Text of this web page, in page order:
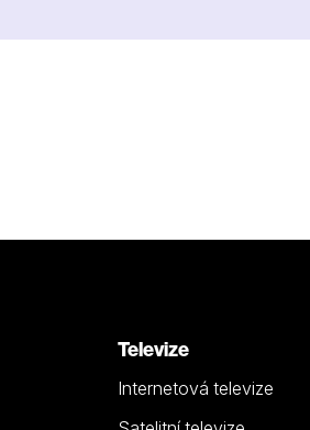
Televize
Internetová televize